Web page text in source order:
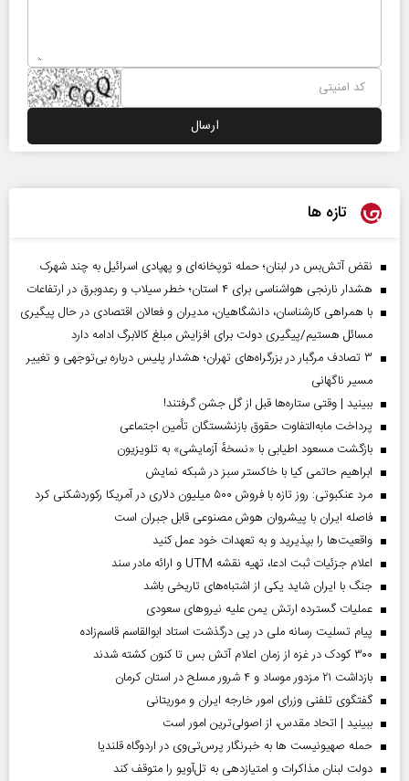
تازه ها
نقض آتش‌بس در لبنان؛ حمله توپخانه‌ای و پهپادی اسرائیل به چند شهرک
هشدار نارنجی هواشناسی برای ۴ استان؛ خطر سیلاب و رعدوبرق در ارتفاعات
با همراهی کارشناسان، دانشگاهیان، مدیران و فعالان اقتصادی در حال پیگیری
مسائل هستیم/پیگیری دولت برای افزایش مبلغ کالابرگ ادامه دارد
۳ تصادف مرگبار در بزرگراه‌های تهران؛ هشدار پلیس درباره بی‌توجهی و تغییر
مسیر ناگهانی
ببینید | وقتی ستاره‌ها قبل از گل جشن گرفتند!
پرداخت مابه‌التفاوت حقوق بازنشستگان تأمین اجتماعی
بازگشت مسعود اطیابی با «نسخهٔ آزمایشی» به تلویزیون
ابراهیم حاتمی کیا با خاکستر سبز در شبکه نمایش
مرد عنکبوتی: روز تازه با فروش ۵۰۰ میلیون دلاری در آمریکا رکوردشکنی کرد
فاصله ایران با پیشرو‌ان هوش مصنوعی قابل جبران است
واقعیت‌ها را بپذیرید و به تعهدات خود عمل کنید
اعلام جزئیات ثبت ادعا، تهیه نقشه UTM و ارائه مادر سند
جنگ با ایران شاید یکی از اشتباه‌های تاریخی باشد
عملیات گسترده ارتش یمن علیه نیروهای سعودی
پیام تسلیت رسانه ملی در پی درگذشت استاد ابوالقاسم قاسم‌زاده
۳۰۰ کودک در غزه از زمان اعلام آتش بس تا کنون کشته شدند
بازداشت ۲۱ مزدور موساد و ۴ شرور مسلح در استان کرمان
گفتگوی تلفنی وزرای امور خارجه ایران و موریتانی
ببینید | اتحاد مقدس، از اصولی‌ترین امور است
حمله صهیونیست ها به خبرنگار پرس‌تی‌وی در اردوگاه قلندیا
دولت لبنان مذاکرات و امتیازدهی به تل‌آویو را متوقف کند